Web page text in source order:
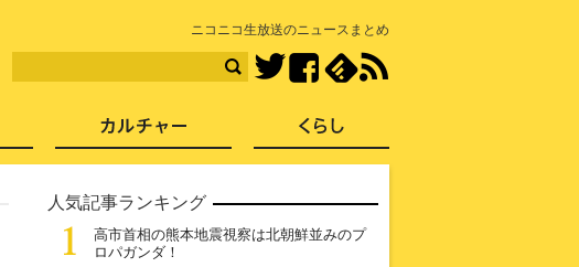
ニコニコ生放送のニュースまとめ
TwitterFacebook
人気記事ランキング
1
高市首相の熊本地震視察は北朝鮮並みのプ
ロパガンダ！
社会